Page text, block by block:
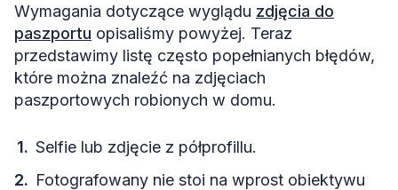
Wymagania dotyczące wyglądu zdjęcia do
paszportu opisaliśmy powyżej. Teraz
przedstawimy listę często popełnianych błędów,
które można znaleźć na zdjęciach
paszportowych robionych w domu.
Selfie lub zdjęcie z półprofillu.
Fotografowany nie stoi na wprost obiektywu